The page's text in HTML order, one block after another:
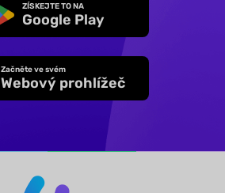
ZÍSKEJTE TO NA
Google Play
Začněte ve svém
Webový prohlížeč